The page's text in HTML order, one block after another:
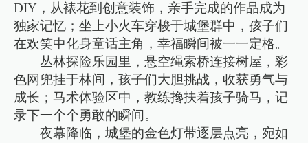
DIY，从裱花到创意装饰，亲手完成的作品成为
独家记忆；坐上小火车穿梭于城堡群中，孩子们
在欢笑中化身童话主角，幸福瞬间被一一定格。
丛林探险乐园里，悬空绳索桥连接树屋，彩
色网兜挂于林间，孩子们大胆挑战，收获勇气与
成长；马术体验区中，教练搀扶着孩子骑马，记
录下一个个勇敢的瞬间。
夜幕降临，城堡的金色灯带逐层点亮，宛如